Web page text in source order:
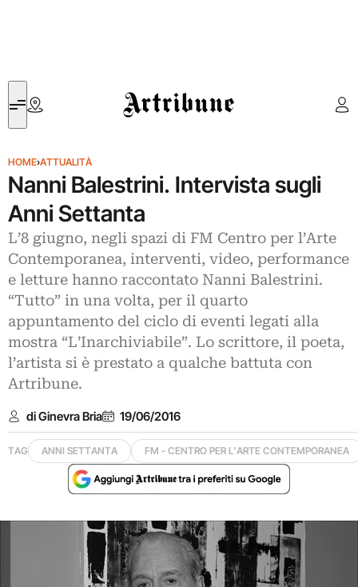
Artribune
HOME›ATTUALITÀ
Nanni Balestrini. Intervista sugli
Anni Settanta
L’8 giugno, negli spazi di FM Centro per l’Arte
Contemporanea, interventi, video, performance
e letture hanno raccontato Nanni Balestrini.
“Tutto” in una volta, per il quarto
appuntamento del ciclo di eventi legati alla
mostra “L’Inarchiviabile”. Lo scrittore, il poeta,
l’artista si è prestato a qualche battuta con
Artribune.
di Ginevra Bria 19/06/2016
TAG ANNI SETTANTA FM - CENTRO PER L'ARTE CONTEMPORANEA